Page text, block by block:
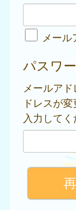
メー
パスワ
メールア
ドレスが
入力してく